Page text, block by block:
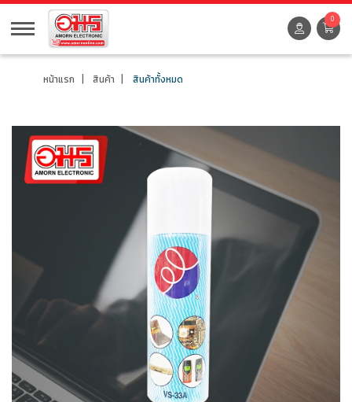
0
หน้าแรก สินค้า สินค้าทั้งหมด